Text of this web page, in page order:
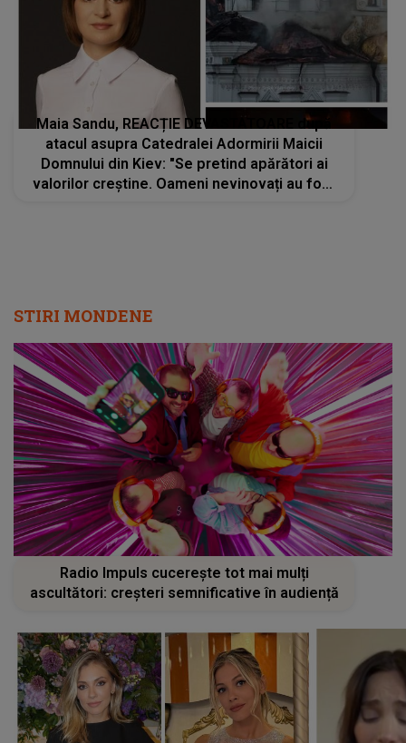
Maia Sandu, REACȚIE DEVASTATOARE după
atacul asupra Catedralei Adormirii Maicii
Domnului din Kiev: "Se pretind apărători ai
valorilor creștine. Oameni nevinovați au fost
STIRI MONDENE
Radio Impuls cucerește tot mai mulți
ascultători: creșteri semnificative în audiență